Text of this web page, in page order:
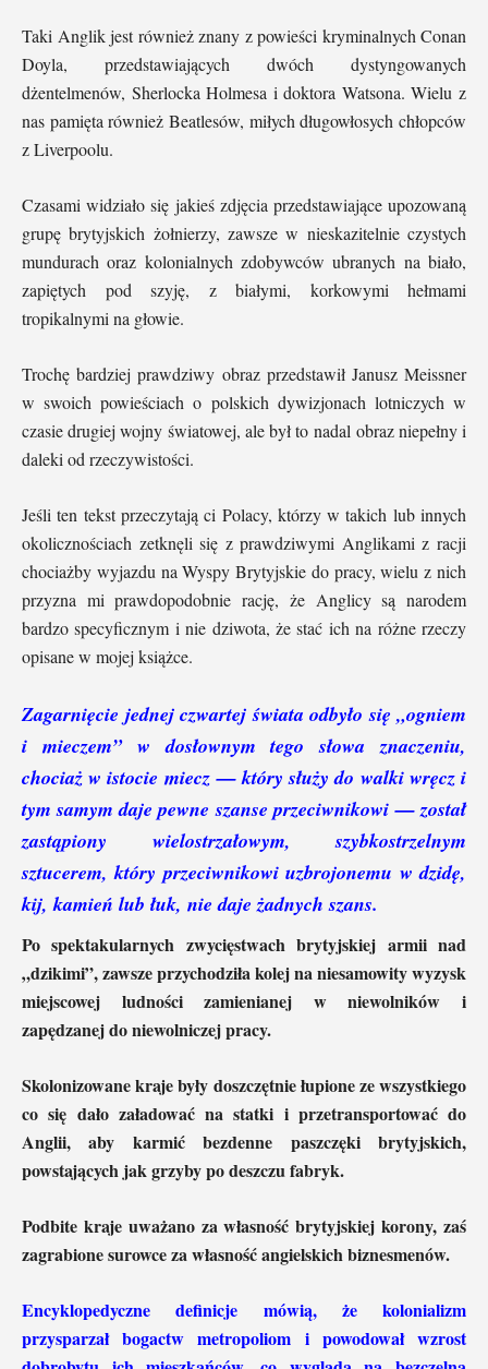
Taki Anglik jest również znany z powieści kryminalnych Conan
Doyla, przedstawiających dwóch dystyngowanych
dżentelmenów, Sherlocka Holmesa i doktora Watsona. Wielu z
nas pamięta również Beatlesów, miłych długowłosych chłopców
z Liverpoolu.
Czasami widziało się jakieś zdjęcia przedstawiające upozowaną
grupę brytyjskich żołnierzy, zawsze w nieskazitelnie czystych
mundurach oraz kolonialnych zdobywców ubranych na biało,
zapiętych pod szyję, z białymi, korkowymi hełmami
tropikalnymi na głowie.
Trochę bardziej prawdziwy obraz przedstawił Janusz Meissner
w swoich powieściach o polskich dywizjonach lotniczych w
czasie drugiej wojny światowej, ale był to nadal obraz niepełny i
daleki od rzeczywistości.
Jeśli ten tekst przeczytają ci Polacy, którzy w takich lub innych
okolicznościach zetknęli się z prawdziwymi Anglikami z racji
chociażby wyjazdu na Wyspy Brytyjskie do pracy, wielu z nich
przyzna mi prawdopodobnie rację, że Anglicy są narodem
bardzo specyficznym i nie dziwota, że stać ich na różne rzeczy
opisane w mojej książce.
Zagarnięcie jednej czwartej świata odbyło się „ogniem
i mieczem” w dosłownym tego słowa znaczeniu,
chociaż w istocie miecz — który służy do walki wręcz i
tym samym daje pewne szanse przeciwnikowi — został
zastąpiony wielostrzałowym, szybkostrzelnym
sztucerem, który przeciwnikowi uzbrojonemu w dzidę,
kij, kamień lub łuk, nie daje żadnych szans.
Po spektakularnych zwycięstwach brytyjskiej armii nad
„dzikimi”, zawsze przychodziła kolej na niesamowity wyzysk
miejscowej ludności zamienianej w niewolników i
zapędzanej do niewolniczej pracy.
Skolonizowane kraje były doszczętnie łupione ze wszystkiego
co się dało załadować na statki i przetransportować do
Anglii, aby karmić bezdenne paszczęki brytyjskich,
powstających jak grzyby po deszczu fabryk.
Podbite kraje uważano za własność brytyjskiej korony, zaś
zagrabione surowce za własność angielskich biznesmenów.
Encyklopedyczne definicje mówią, że kolonializm
przysparzał bogactw metropoliom i powodował wzrost